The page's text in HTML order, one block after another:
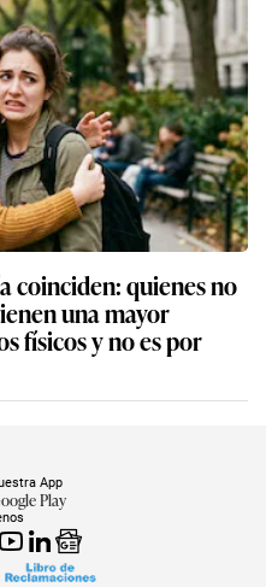
coinciden: quienes no
una mayor
físicos y no es por
App
Play